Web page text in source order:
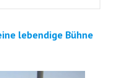
lebendige Bühne